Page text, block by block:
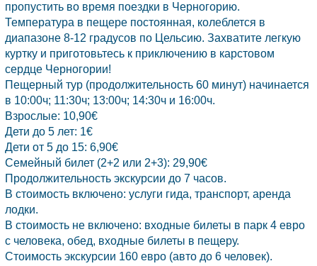
пропустить во время поездки в Черногорию.
Температура в пещере постоянная, колеблется в
диапазоне 8-12 градусов по Цельсию. Захватите легкую
куртку и приготовьтесь к приключению в карстовом
сердце Черногории!
Пещерный тур (продолжительность 60 минут) начинается
в 10:00ч; 11:30ч; 13:00ч; 14:30ч и 16:00ч.
Взрослые: 10,90€
Дети до 5 лет: 1€
Дети от 5 до 15: 6,90€
Семейный билет (2+2 или 2+3): 29,90€
Продолжительность экскурсии до 7 часов.
В стоимость включено: услуги гида, транспорт, аренда
лодки.
В стоимость не включено: входные билеты в парк 4 евро
с человека, обед, входные билеты в пещеру.
Стоимость экскурсии 160 евро (авто до 6 человек).